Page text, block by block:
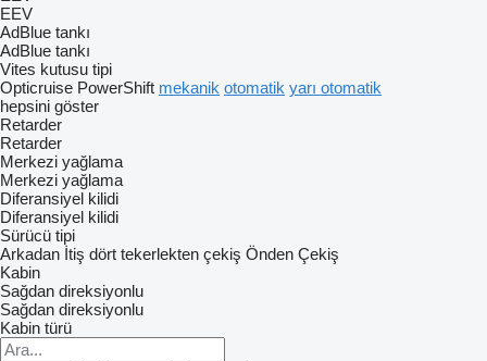
EEV
AdBlue tankı
AdBlue tankı
Vites kutusu tipi
Opticruise PowerShift mekanik otomatik yarı otomatik
hepsini göster
Retarder
Retarder
Merkezi yağlama
Merkezi yağlama
Diferansiyel kilidi
Diferansiyel kilidi
Sürücü tipi
Arkadan İtiş dört tekerlekten çekiş Önden Çekiş
Kabin
Sağdan direksiyonlu
Sağdan direksiyonlu
Kabin türü